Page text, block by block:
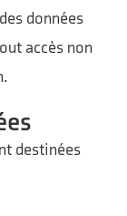
données
accès non
destinées